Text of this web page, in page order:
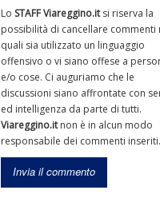
Lo STAFF Viareggino.itsi riserva la
possibilità di cancellare commenti
quali sia utilizzato un linguaggio
offensivo o vi siano offese a
e/o cose. Ci auguriamo che le
discussioni siano affrontate con
ed intelligenza da parte di tutti.
Viareggino.itnon è in alcun modo
responsabile dei commenti inseriti.